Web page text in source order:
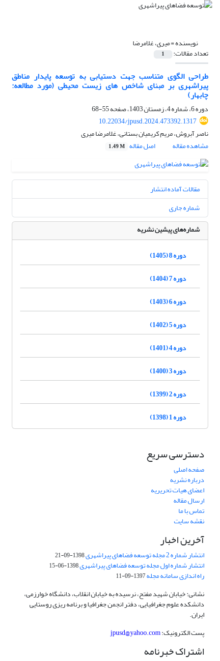
نویسنده =میری، غلامرضا
تعداد مقالات: 1
طراحی الگوی متناسب جهت دستیابی به توسعه پایدار مناطق
پیراشهری بر مبنای شاخص های زیست محیطی (مورد مطالعه:
چابهار)
دوره 6، شماره 4، زمستان 1403، صفحه
55-68
10.22034/jpusd.2024.473392.1317
ناصر آبروش، مریم کریمیان بستانی، غلامرضا میری
مشاهده مقاله
اصل مقاله 1.49 M
مقالات آماده انتشار
شماره جاری
شماره‌های پیشین نشریه
دوره 8 (1405)
دوره 7 (1404)
دوره 6 (1403)
دوره 5 (1402)
دوره 4 (1401)
دوره 3 (1400)
دوره 2 (1399)
دوره 1 (1398)
دسترسی سریع
صفحه اصلی
درباره نشریه
اعضای هیات تحریریه
ارسال مقاله
تماس با ما
نقشه سایت
آخرین اخبار
انتشار شماره 2 مجله توسعه فضاهای پیراشهری 1398-09-21
انتشار شماره اول مجله توسعه فضاهای پیراشهری1398-06-15
راه اندازی سامانه مجله1397-09-11
نشانی: خیابان شهید مفتح، نرسیده به خیابان انقلاب، دانشگاه خوارزمی،
دانشکده علوم جغرافیایی، دفتر انجمن جغرافیا و برنامه ریزی روستایی
ایران.
پست الکترونیک:jpusd@yahoo.com
اشتراک خبرنامه